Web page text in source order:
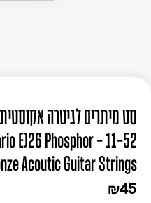
סט מיתרים לגיטרה אקוסטית
EJ26 Phosphor
Acoutic Guitar Strings
₪45